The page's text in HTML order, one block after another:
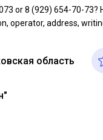
or 8 (929) 654-70-
operator, address,
область